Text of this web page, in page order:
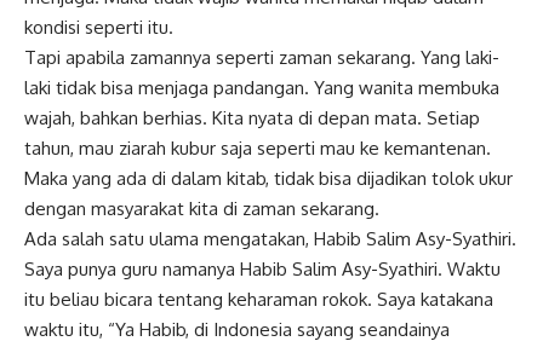
kondisi seperti itu.
Tapi apabila zamannya seperti zaman sekarang. Yang laki-
laki tidak bisa menjaga pandangan. Yang wanita membuka
wajah, bahkan berhias. Kita nyata di depan mata. Setiap
tahun, mau ziarah kubur saja seperti mau ke kemantenan.
Maka yang ada di dalam kitab, tidak bisa dijadikan tolok ukur
dengan masyarakat kita di zaman sekarang.
Ada salah satu ulama mengatakan, Habib Salim Asy-Syathiri.
Saya punya guru namanya Habib Salim Asy-Syathiri. Waktu
itu beliau bicara tentang keharaman rokok. Saya katakana
waktu itu, “Ya Habib, di Indonesia sayang seandainya